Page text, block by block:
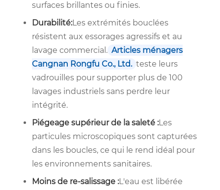
surfaces brillantes ou finies.
Durabilité:Les extrémités bouclées
résistent aux essorages agressifs et au
lavage commercial. Articles ménagers
Cangnan Rongfu Co., Ltd. teste leurs
vadrouilles pour supporter plus de 100
lavages industriels sans perdre leur
intégrité.
Piégeage supérieur de la saleté :Les
particules microscopiques sont capturées
dans les boucles, ce qui le rend idéal pour
les environnements sanitaires.
Moins de re-salissage :L'eau est libérée